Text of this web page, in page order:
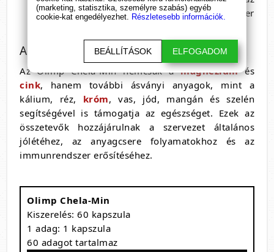
izomműködéshez. Segít a szív- és érrendszer
A termék további előnyei
Az Olimp Chela-Min nemcsak amagnéziumés
cink, hanem további ásványi anyagok, mint a
kálium, réz, króm, vas, jód, mangán és szelén
segítségével is támogatja az egészséget. Ezek az
összetevők hozzájárulnak a szervezet általános
jólétéhez, az anyagcsere folyamatokhoz és az
immunrendszer erősítéséhez.
Olimp Chela-Min
Kiszerelés: 60 kapszula
1 adag: 1 kapszula
60 adagot tartalmaz
(marketing, statisztika, személyre szabás) egyéb
cookie-kat engedélyezhet. Részletesebb információk.
BEÁLLÍTÁSOK ELFOGADOM